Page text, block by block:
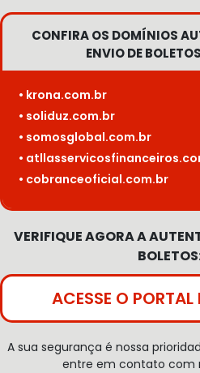
CONFIRA OS DOMÍNIOS
ENVIO DE
• krona.com.br
• soliduz.com.br
• somosglobal.com.br
•
• cobranceoficial.com.br
VERIFIQUE AGORA A
ACESSE O PORTAL
A sua segurança é nossa
entre em contato com